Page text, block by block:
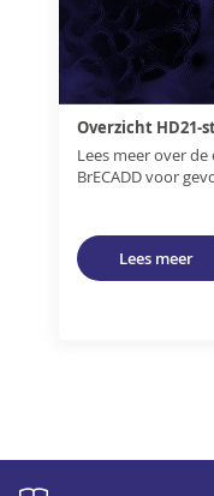
Overzicht HD21-
Lees meer over
BrECADD voor
Lees meer